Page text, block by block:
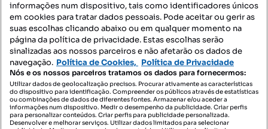
Mapa do Site
Contacte-nos
SIGA-NOS:
informações num dispositivo, tais como identificadores únicos
em cookies para tratar dados pessoais. Pode aceitar ou gerir as
suas escolhas clicando abaixo ou em qualquer momento na
página da política de privacidade. Estas escolhas serão
sinalizadas aos nossos parceiros e não afetarão os dados de
navegação. Política de Cookies, Política de Privacidade
Nós e os nossos parceiros tratamos os dados para fornecermos:
Utilizar dados de geolocalização precisos. Procurar ativamente as características
do dispositivo para identificação. Compreender os públicos através de estatísticas
ou combinações de dados de diferentes fontes. Armazenar e/ou aceder a
informações num dispositivo. Medir o desempenho da publicidade. Criar perfis
para personalizar conteúdos. Criar perfis para publicidade personalizada.
Desenvolver e melhorar serviços. Utilizar dados limitados para selecionar